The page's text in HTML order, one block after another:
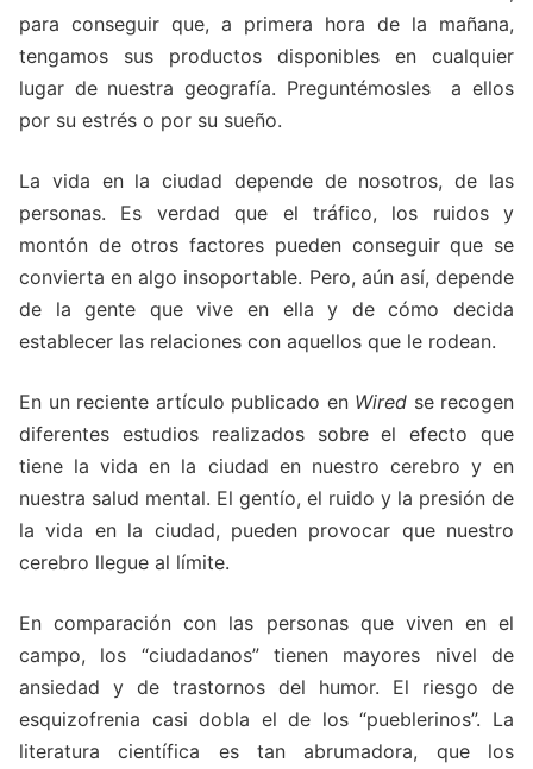
para conseguir que, a primera hora de la mañana,
tengamos sus productos disponibles en cualquier
lugar de nuestra geografía. Preguntémosles a ellos
por su estrés o por su sueño.
La vida en la ciudad depende de nosotros, de las
personas. Es verdad que el tráfico, los ruidos y
montón de otros factores pueden conseguir que se
convierta en algo insoportable. Pero, aún así, depende
de la gente que vive en ella y de cómo decida
establecer las relaciones con aquellos que le rodean.
En un reciente artículo publicado en Wired se recogen
diferentes estudios realizados sobre el efecto que
tiene la vida en la ciudad en nuestro cerebro y en
nuestra salud mental. El gentío, el ruido y la presión de
la vida en la ciudad, pueden provocar que nuestro
cerebro llegue al límite.
En comparación con las personas que viven en el
campo, los “ciudadanos” tienen mayores nivel de
ansiedad y de trastornos del humor. El riesgo de
esquizofrenia casi dobla el de los “pueblerinos”. La
literatura científica es tan abrumadora, que los